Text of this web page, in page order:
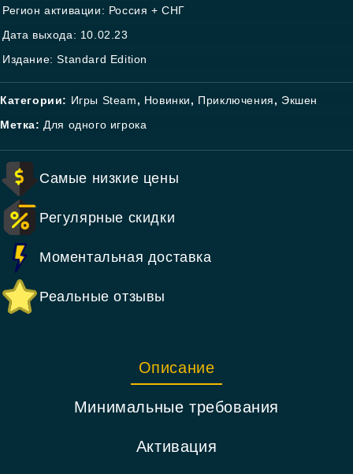
Регион активации: Россия + СНГ
Дата выхода: 10.02.23
Издание: Standard Edition
Категории: Игры Steam, Новинки, Приключения, Экшен
Метка: Для одного игрока
Самые низкие цены
Регулярные скидки
Моментальная доставка
Реальные отзывы
Описание
Минимальные требования
Активация